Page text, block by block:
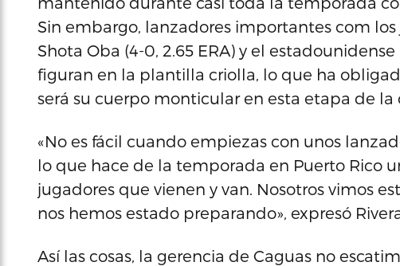
Sin embargo, lanzadores importantes com los
Shota Oba (4-0, 2.65 ERA) y el estadounidense
figuran en la plantilla criolla, lo que ha
será su cuerpo monticular en esta etapa de
«No es fácil cuando empiezas con unos
lo que hace de la temporada en Puerto Rico
jugadores que vienen y van. Nosotros vimos
nos hemos estado preparando», expresó
Así las cosas, la gerencia de Caguas no